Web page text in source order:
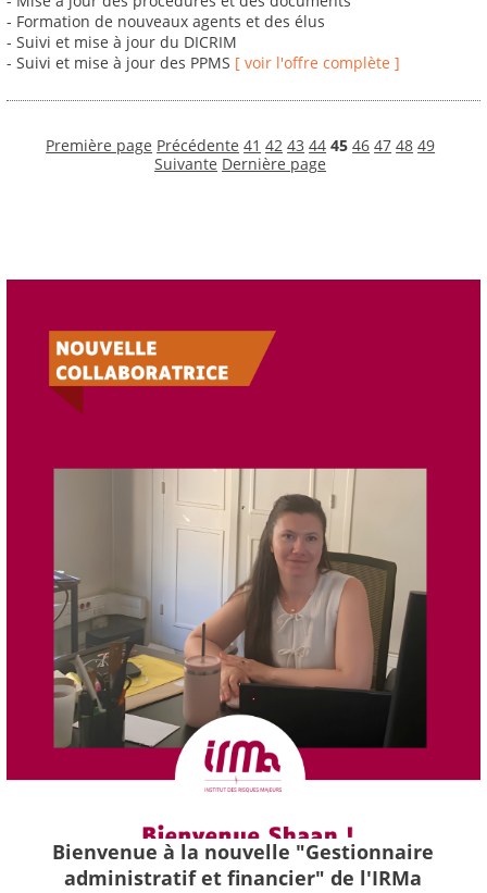
- Formation de nouveaux agents et des élus
- Suivi et mise à jour du DICRIM
- Suivi et mise à jour des PPMS [ voir l'offre complète ]
Première page Précédente 41 42 43 44 45 46 47 48 49
Suivante Dernière page
Bienvenue à la nouvelle "Gestionnaire
administratif et financier" de l'IRMa